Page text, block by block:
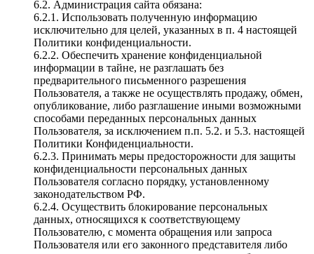
6.2. Администрация сайта обязана:
6.2.1. Использовать полученную информацию
исключительно для целей, указанных в п. 4 настоящей
Политики конфиденциальности.
6.2.2. Обеспечить хранение конфиденциальной
информации в тайне, не разглашать без
предварительного письменного разрешения
Пользователя, а также не осуществлять продажу, обмен,
опубликование, либо разглашение иными возможными
способами переданных персональных данных
Пользователя, за исключением п.п. 5.2. и 5.3. настоящей
Политики Конфиденциальности.
6.2.3. Принимать меры предосторожности для защиты
конфиденциальности персональных данных
Пользователя согласно порядку, установленному
законодательством РФ.
6.2.4. Осуществить блокирование персональных
данных, относящихся к соответствующему
Пользователю, с момента обращения или запроса
Пользователя или его законного представителя либо